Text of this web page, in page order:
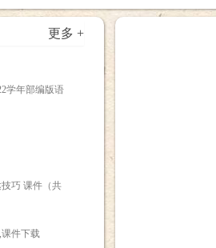
更多 +
学年部编版语
巧 课件（共
课件下载